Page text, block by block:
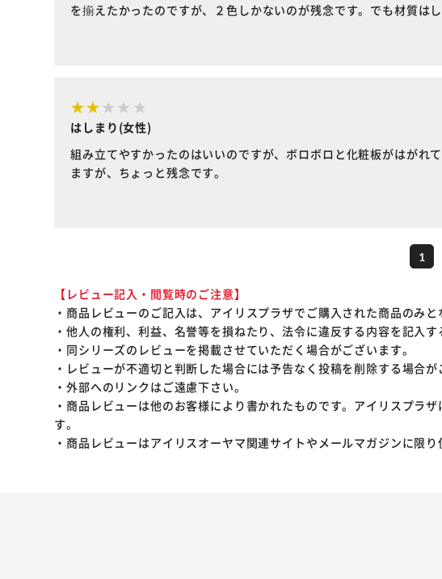
を揃えたかったのですが、２色しかないのが残念です。でも材質は
はしまり(女性)
組み立てやすかったのはいいのですが、ボロボロと化粧板がはがれ
ますが、ちょっと残念です。
1
【レビュー記入・閲覧時のご注意】
・商品レビューのご記入は、アイリスプラザでご購入された商品のみ
・他人の権利、利益、名誉等を損ねたり、法令に違反する内容を記入
・同シリーズのレビューを掲載させていただく場合がございます。
・レビューが不適切と判断した場合には予告なく投稿を削除する場合が
・外部へのリンクはご遠慮下さい。
・商品レビューは他のお客様により書かれたものです。アイリスプラ
す。
・商品レビューはアイリスオーヤマ関連サイトやメールマガジンに限